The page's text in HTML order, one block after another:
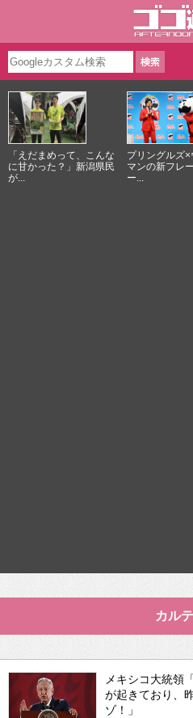
「えだまめって、こんな
に甘かった？」新潟県民
が...
プリングルズ×
マンの新フレ
ー...
カル
メキシコ大統領
が起きており、
ゾ！」